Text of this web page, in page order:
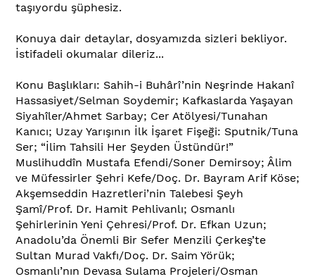
taşıyordu şüphesiz.
Konuya dair detaylar, dosyamızda sizleri bekliyor.
İstifadeli okumalar dileriz...
Konu Başlıkları: Sahih-i Buhârî’nin Neşrinde Hakanî
Hassasiyet/Selman Soydemir; Kafkaslarda Yaşayan
Siyahîler/Ahmet Sarbay; Cer Atölyesi/Tunahan
Kanıcı; Uzay Yarışının İlk İşaret Fişeği: Sputnik/Tuna
Ser; “İlim Tahsili Her Şeyden Üstündür!”
Muslihuddîn Mustafa Efendi/Soner Demirsoy; Âlim
ve Müfessirler Şehri Kefe/Doç. Dr. Bayram Arif Köse;
Akşemseddin Hazretleri’nin Talebesi Şeyh
Şamî/Prof. Dr. Hamit Pehlivanlı; Osmanlı
Şehirlerinin Yeni Çehresi/Prof. Dr. Efkan Uzun;
Anadolu’da Önemli Bir Sefer Menzili Çerkeş’te
Sultan Murad Vakfı/Doç. Dr. Saim Yörük;
Osmanlı’nın Devasa Sulama Projeleri/Osman